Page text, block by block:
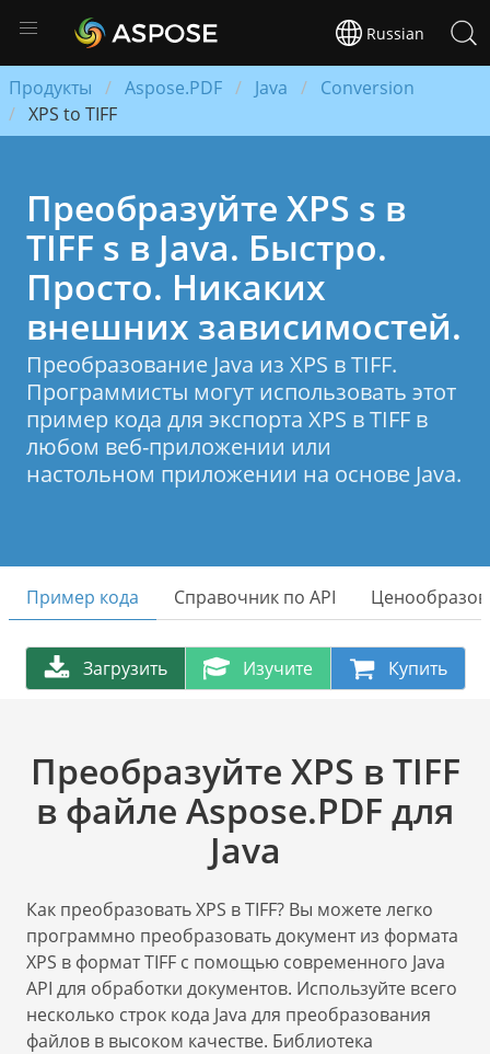
Russian
Продукты Aspose.PDF Java
Conversion
XPS to TIFF
Преобразуйте XPS s в
TIFF s в Java. Быстро.
Просто. Никаких
внешних зависимостей.
Преобразование Java из XPS в TIFF.
Программисты могут использовать этот
пример кода для экспорта XPS в TIFF в
любом веб-приложении или
настольном приложении на основе Java.
Пример кода Справочник по API
Загрузить Изучите Купить
Преобразуйте XPS в TIFF
в файле Aspose.PDF для
Java
Как преобразовать XPS в TIFF? Вы можете легко
программно преобразовать документ из формата
XPS в формат TIFF с помощью современного Java
API для обработки документов. Используйте всего
несколько строк кода Java для преобразования
файлов в высоком качестве. Библиотека